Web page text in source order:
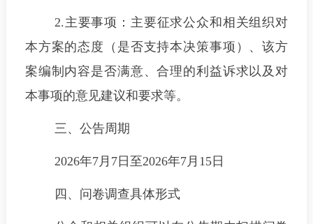
2.主要事项：主要征求公众和相关组织对
本方案的态度（是否支持本决策事项）、该方
案编制内容是否满意、合理的利益诉求以及对
本事项的意见建议和要求等。
三、公告周期
2026年7月7日至2026年7月15日
四、问卷调查具体形式